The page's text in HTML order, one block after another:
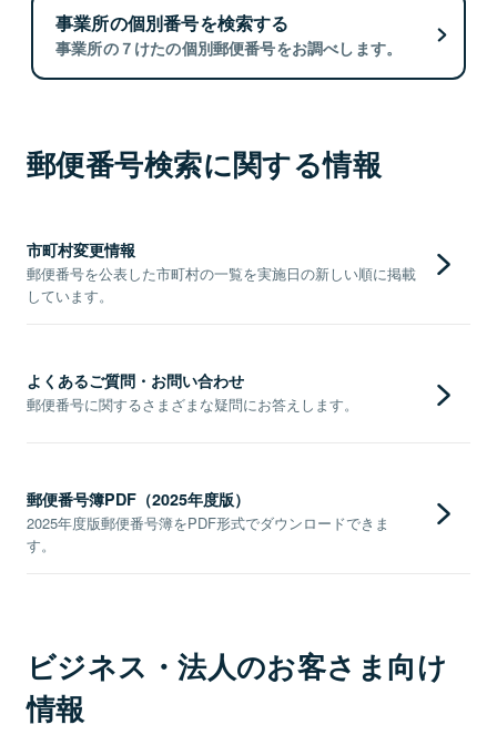
事業所の個別番号を検索する
事業所の７けたの個別郵便番号をお調べします。
郵便番号検索に関する情報
市町村変更情報
郵便番号を公表した市町村の一覧を実施日の新しい順に掲載
しています。
よくあるご質問・お問い合わせ
郵便番号に関するさまざまな疑問にお答えします。
郵便番号簿PDF（2025年度版）
2025年度版郵便番号簿をPDF形式でダウンロードできま
す。
ビジネス・法人のお客さま向け
情報